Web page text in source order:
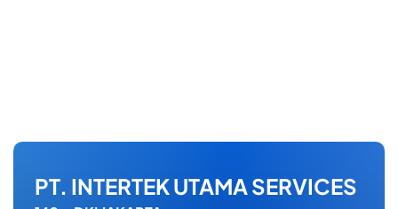
PT. INTERTEK UTAMA SERVICES